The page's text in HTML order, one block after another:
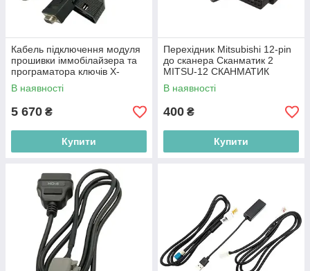
Кабель підключення модуля
прошивки іммобілайзера та
програматора ключів X-
PROG 3 SP-105022326
LAUNCH
В наявності
5 670 ₴
Купити
Перехідник Mitsubishi 12-pin
до сканера Сканматик 2
MITSU-12 СКАНМАТИК
В наявності
400 ₴
Купити